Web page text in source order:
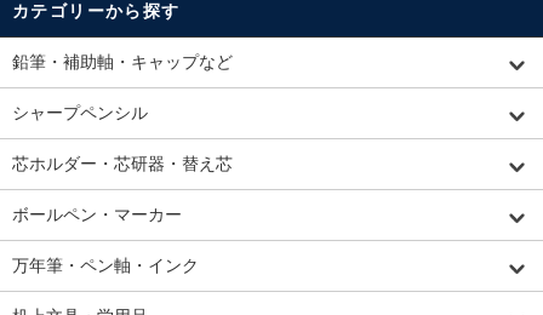
カテゴリーから探す
鉛筆・補助軸・キャップなど
シャープペンシル
芯ホルダー・芯研器・替え芯
ボールペン・マーカー
万年筆・ペン軸・インク